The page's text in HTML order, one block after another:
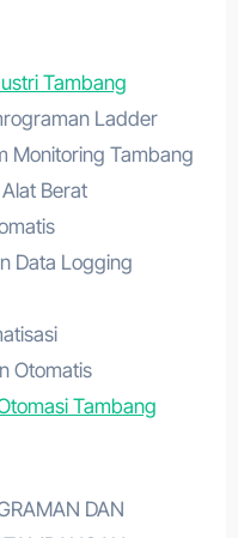
Tambang
Ladder
Monitoring Tambang
Berat
Data Logging
Otomatis
Tambang